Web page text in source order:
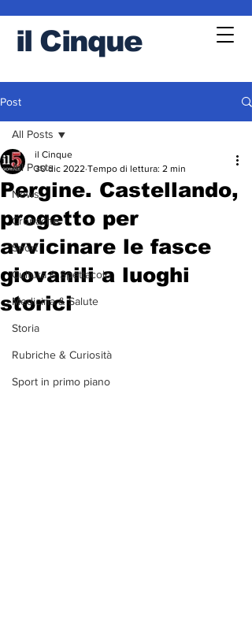
il Cinque
Post
All Posts
News
Cronache
Sport
Cultura & Spettacolo
Medicina & Salute
Storia
Rubriche & Curiosità
Sport in primo piano
All Posts
Pergine. Castellando,
progetto per
avvicinare le fasce
giovanili a luoghi
storici
il Cinque
30 dic 2022 Tempo di lettura: 2 min